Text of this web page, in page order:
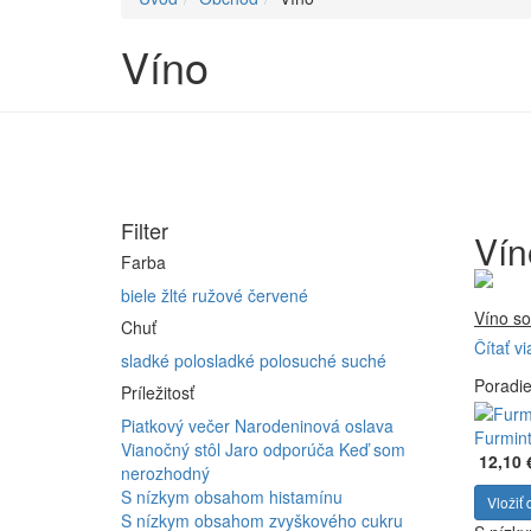
Víno
Filter
Farba
biele žlté ružové červené
Chuť
sladké polosladké polosuché suché
Príležitosť
Piatkový večer Narodeninová oslava
Vianočný stôl Jaro odporúča Keď som
nerozhodný
S nízkym obsahom histamínu
S nízkym obsahom zvyškového cukru
Víno
Firma
Čítať
12,10
Vložiť